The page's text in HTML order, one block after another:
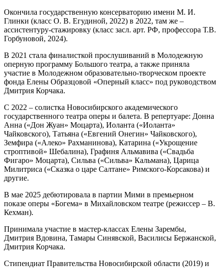
Окончила государственную консерваторию имени М. И.
Глинки (класс О. В. Егудиной, 2022) в 2022, там же –
ассистентуру-стажировку (класс засл. арт. РФ, профессора Т.В.
Горбуновой, 2024).
В 2021 стала финалисткой прослушиваний в Молодежную
оперную программу Большого театра, а также приняла
участие в Молодежном образовательно-творческом проекте
фонда Елены Образцовой «Оперный класс» под руководством
Дмитрия Корчака.
С 2022 – солистка Новосибирского академического
государственного театра оперы и балета. В репертуаре: Донна
Анна («Дон Жуан» Моцарта), Иоланта («Иоланта»
Чайковского), Татьяна («Евгений Онегин» Чайковского),
Земфира («Алеко» Рахманинова), Катарина («Укрощение
строптивой» Шебалина), Графиня Альмавива («Свадьба
Фигаро» Моцарта), Сильва («Сильва» Кальмана), Царица
Милитриса («Сказка о царе Салтане» Римского-Корсакова) и
другие.
В мае 2025 дебютировала в партии Мими в премьерном
показе оперы «Богема» в Михайловском театре (режиссер – В.
Кехман).
Принимала участие в мастер-классах Елены Зарембы,
Дмитрия Вдовина, Тамары Синявской, Василисы Бержанской,
Дмитрия Корчака.
Стипендиат Правительства Новосибирской области (2019) и